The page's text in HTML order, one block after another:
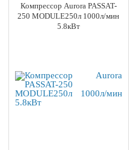
Компрессор Aurora PASSAT-
250 MODULE250л 1000л/мин
5.8кВт